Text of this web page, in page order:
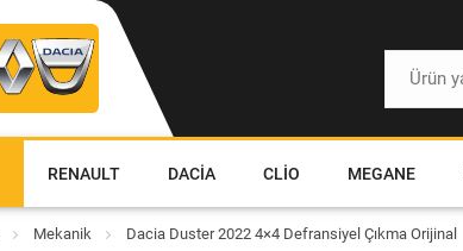
RENAULT DACIA CLIO MEGANE
Mekanik Dacia Duster 2022 4×4 Defransiyel Çıkma Orijinal